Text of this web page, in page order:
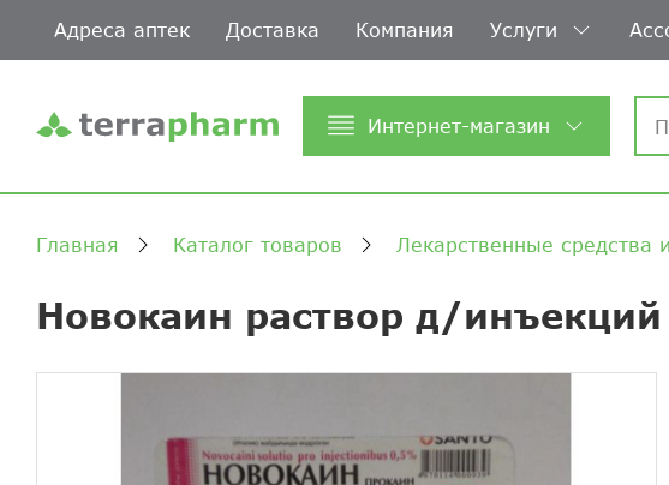
Адреса аптек Доставка Компания Услуги
Интернет-магазин
Главная Каталог товаров Лекарственные средства
Новокаин раствор д/